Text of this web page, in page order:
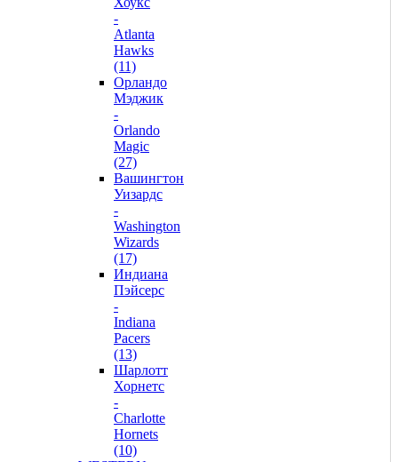
-
Atlanta
Hawks
(11)
Орландо
Мэджик
-
Orlando
Magic
(27)
Вашингтон
Уизардс
-
Washington
Wizards
(17)
Индиана
Пэйсерс
-
Indiana
Pacers
(13)
Шарлотт
Хорнетс
-
Charlotte
Hornets
(10)